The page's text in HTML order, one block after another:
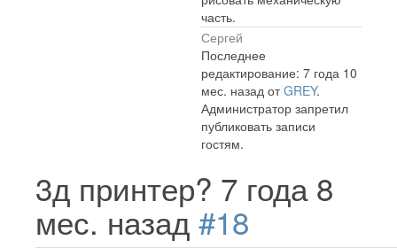
часть.
Сергей
Последнее
редактирование: 7 года 10
мес. назад отGREY.
Администратор запретил
публиковать записи
гостям.
3д принтер? 7 года 8
мес. назад #18